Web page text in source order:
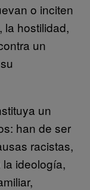
o inciten
la hostilidad,
un
un
han de ser
racistas,
ideología,